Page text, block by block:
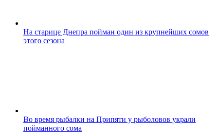
На старице Днепра пойман один из крупнейших сомов
этого сезона
Во время рыбалки на Припяти у рыболовов украли
пойманного сома